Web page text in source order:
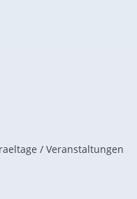
/ Veranstaltungen